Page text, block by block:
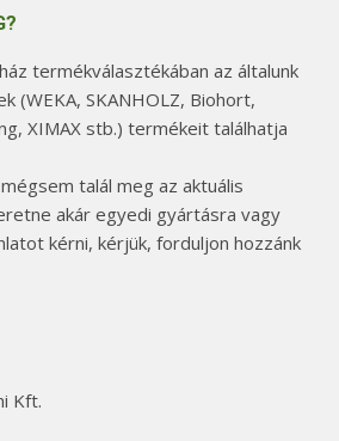
termékválasztékában az általunk
(WEKA, SKANHOLZ, Biohort,
XIMAX stb.) termékeit találhatja
talál meg az aktuális
akár egyedi gyártásra vagy
kérni, kérjük, forduljon hozzánk
Kft.